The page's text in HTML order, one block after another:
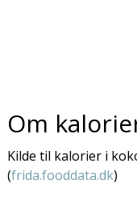
Om
Kilde til kalorier i
(frida.fooddata.dk)